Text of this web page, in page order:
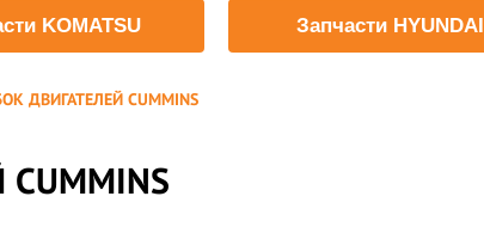
KOMATSU Запчасти HYUNDAI
ДВИГАТЕЛЕЙ CUMMINS